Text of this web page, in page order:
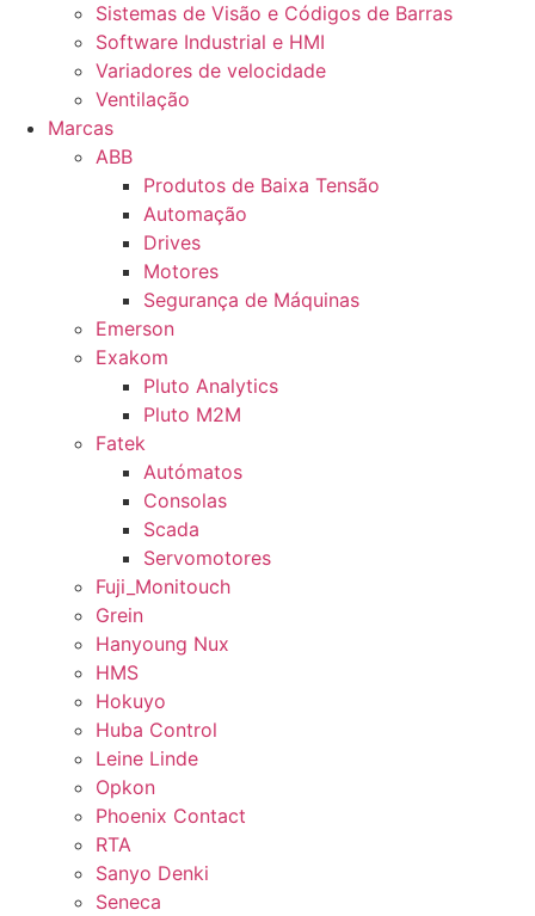
Sistemas de Visão e Códigos de Barras
Software Industrial e HMI
Variadores de velocidade
Ventilação
Marcas
ABB
Produtos de Baixa Tensão
Automação
Drives
Motores
Segurança de Máquinas
Emerson
Exakom
Pluto Analytics
Pluto M2M
Fatek
Autómatos
Consolas
Scada
Servomotores
Fuji_Monitouch
Grein
Hanyoung Nux
HMS
Hokuyo
Huba Control
Leine Linde
Opkon
Phoenix Contact
RTA
Sanyo Denki
Seneca